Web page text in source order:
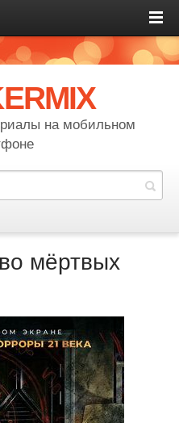
на мобильном
мёртвых